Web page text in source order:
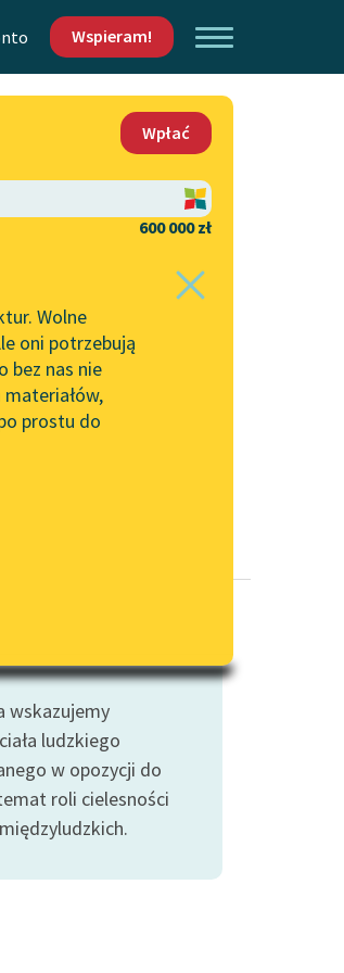
Wspieram!
projekcie
wykorzystania
Lektur
promocyjne
dostępności
Wpłać
600 000 zł
Wolne
oni potrzebują
bez nas nie
prostu do
wskazujemy
ludzkiego
w opozycji do
roli cielesności